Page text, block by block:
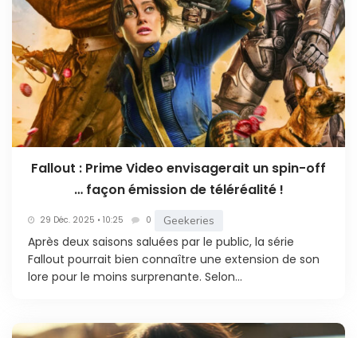
Fallout : Prime Video envisagerait un spin-off
… façon émission de téléréalité !
29 Déc. 2025 • 10:25 0 Geekeries
Après deux saisons saluées par le public, la série
Fallout pourrait bien connaître une extension de son
lore pour le moins surprenante. Selon...